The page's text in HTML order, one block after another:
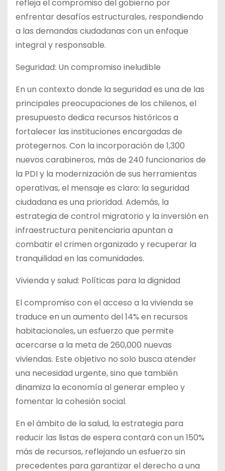
refleja el compromiso del gobierno por
enfrentar desafíos estructurales, respondiendo
a las demandas ciudadanas con un enfoque
integral y responsable.
Seguridad: Un compromiso ineludible
En un contexto donde la seguridad es una de las
principales preocupaciones de los chilenos, el
presupuesto dedica recursos históricos a
fortalecer las instituciones encargadas de
protegernos. Con la incorporación de 1,300
nuevos carabineros, más de 240 funcionarios de
la PDI y la modernización de sus herramientas
operativas, el mensaje es claro: la seguridad
ciudadana es una prioridad. Además, la
estrategia de control migratorio y la inversión en
infraestructura penitenciaria apuntan a
combatir el crimen organizado y recuperar la
tranquilidad en las comunidades.
Vivienda y salud: Políticas para la dignidad
El compromiso con el acceso a la vivienda se
traduce en un aumento del 14% en recursos
habitacionales, un esfuerzo que permite
acercarse a la meta de 260,000 nuevas
viviendas. Este objetivo no solo busca atender
una necesidad urgente, sino que también
dinamiza la economía al generar empleo y
fomentar la cohesión social.
En el ámbito de la salud, la estrategia para
reducir las listas de espera contará con un 150%
más de recursos, reflejando un esfuerzo sin
precedentes para garantizar el derecho a una